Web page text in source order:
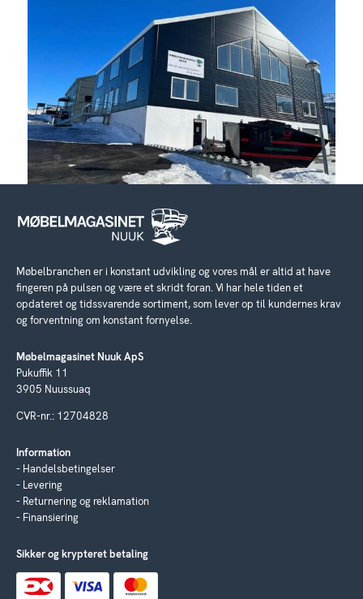
Møbelbranchen er i konstant udvikling og vores mål er altid at have
fingeren på pulsen og være et skridt foran. Vi har hele tiden et
opdateret og tidssvarende sortiment, som lever op til kundernes krav
og forventning om konstant fornyelse.
Møbelmagasinet Nuuk ApS
Pukuffik 11
3905 Nuussuaq
CVR-nr.: 12704828
Information
Handelsbetingelser
Levering
Returnering og reklamation
Finansiering
Sikker og krypteret betaling